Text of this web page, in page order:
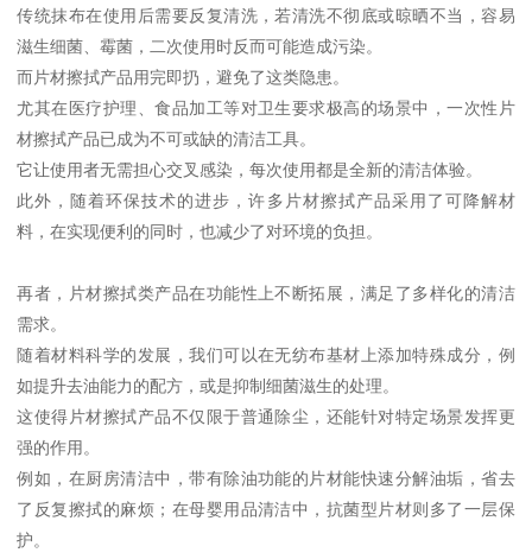
传统抹布在使用后需要反复清洗，若清洗不彻底或晾晒不当，容易
滋生细菌、霉菌，二次使用时反而可能造成污染。
而片材擦拭产品用完即扔，避免了这类隐患。
尤其在医疗护理、食品加工等对卫生要求极高的场景中，一次性片
材擦拭产品已成为不可或缺的清洁工具。
它让使用者无需担心交叉感染，每次使用都是全新的清洁体验。
此外，随着环保技术的进步，许多片材擦拭产品采用了可降解材
料，在实现便利的同时，也减少了对环境的负担。
再者，片材擦拭类产品在功能性上不断拓展，满足了多样化的清洁
需求。
随着材料科学的发展，我们可以在无纺布基材上添加特殊成分，例
如提升去油能力的配方，或是抑制细菌滋生的处理。
这使得片材擦拭产品不仅限于普通除尘，还能针对特定场景发挥更
强的作用。
例如，在厨房清洁中，带有除油功能的片材能快速分解油垢，省去
了反复擦拭的麻烦；在母婴用品清洁中，抗菌型片材则多了一层保
护。